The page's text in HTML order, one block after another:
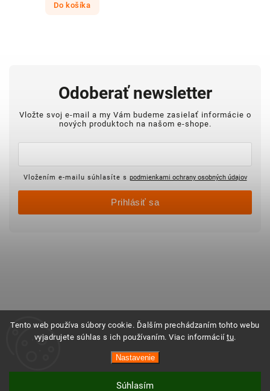
Tento web používa súbory cookie. Ďalším prechádzaním tohto webu
vyjadrujete súhlas s ich používaním. Viac informácií tu.
Nastavenie
Súhlasím
Do košíka
Odoberať newsletter
Vložte svoj e-mail a my Vám budeme zasielať informácie o
nových produktoch na našom e-shope.
Vložením e-mailu súhlasíte s podmienkami ochrany osobných údajov
Prihlásiť sa